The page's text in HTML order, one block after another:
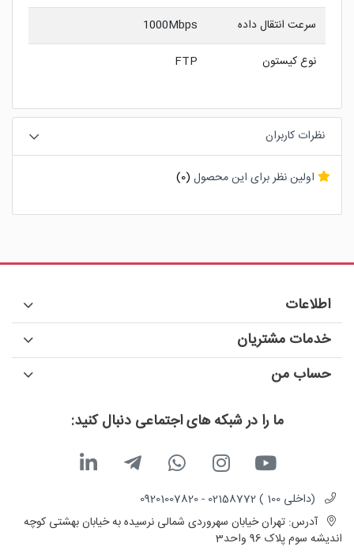
سرعت انتقال داده
1000Mbps
نوع کیستون
FTP
نظرات کاربران
اولین نظر برای این محصول (0)
ما را در شبکه های اجتماعی دنبال کنید:
(داخلی 100 ) 02158772 - 09201007820
آدرس: تهران خیابان سهروردی شمالی نرسیده به خیابان بهشتی کوچه
اندیشه سوم پلاک 96 واحد3
اطلاعات
خدمات مشتریان
حساب من